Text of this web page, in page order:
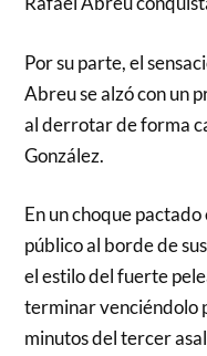
Por su parte, el
Abreu se alzó con un
al derrotar de forma
González.
En un choque
público al borde de
el estilo del fuerte
terminar venciéndolo
minutos del tercer